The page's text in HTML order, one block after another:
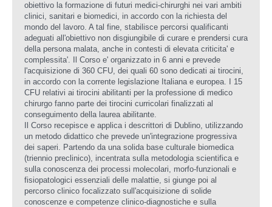
obiettivo la formazione di futuri medici-chirurghi nei vari ambiti
clinici, sanitari e biomedici, in accordo con la richiesta del
mondo del lavoro. A tal fine, stabilisce percorsi qualificanti
adeguati all'obiettivo non disgiungibile di curare e prendersi cura
della persona malata, anche in contesti di elevata criticita' e
complessita'. Il Corso e' organizzato in 6 anni e prevede
l'acquisizione di 360 CFU, dei quali 60 sono dedicati ai tirocini,
in accordo con la corrente legislazione Italiana e europea. I 15
CFU relativi ai tirocini abilitanti per la professione di medico
chirurgo fanno parte dei tirocini curricolari finalizzati al
conseguimento della laurea abilitante.
Il Corso recepisce e applica i descrittori di Dublino, utilizzando
un metodo didattico che prevede un'integrazione progressiva
dei saperi. Partendo da una solida base culturale biomedica
(triennio preclinico), incentrata sulla metodologia scientifica e
sulla conoscenza dei processi molecolari, morfo-funzionali e
fisiopatologici essenziali delle malattie, si giunge poi al
percorso clinico focalizzato sull'acquisizione di solide
conoscenze e competenze clinico-diagnostiche e sulla